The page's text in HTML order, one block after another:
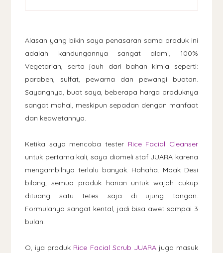
Alasan yang bikin saya penasaran sama produk ini
adalah kandungannya sangat alami, 100%
Vegetarian, serta jauh dari bahan kimia seperti:
paraben, sulfat, pewarna dan pewangi buatan.
Sayangnya, buat saya, beberapa harga produknya
sangat mahal, meskipun sepadan dengan manfaat
dan keawetannya.
Ketika saya mencoba tester Rice Facial Cleanser
untuk pertama kali, saya diomeli staf JUARA karena
mengambilnya terlalu banyak. Hahaha. Mbak Desi
bilang, semua produk harian untuk wajah cukup
dituang satu tetes saja di ujung tangan.
Formulanya sangat kental, jadi bisa awet sampai 3
bulan.
O, iya produk Rice Facial Scrub JUARAjuga masuk